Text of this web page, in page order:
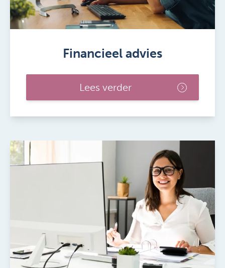
Financieel advies
Lees verder